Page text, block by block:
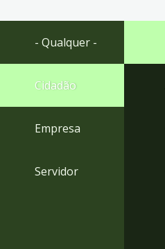
Ir
rodapé
- Qualquer -
Cidadão
Empresa
Servidor